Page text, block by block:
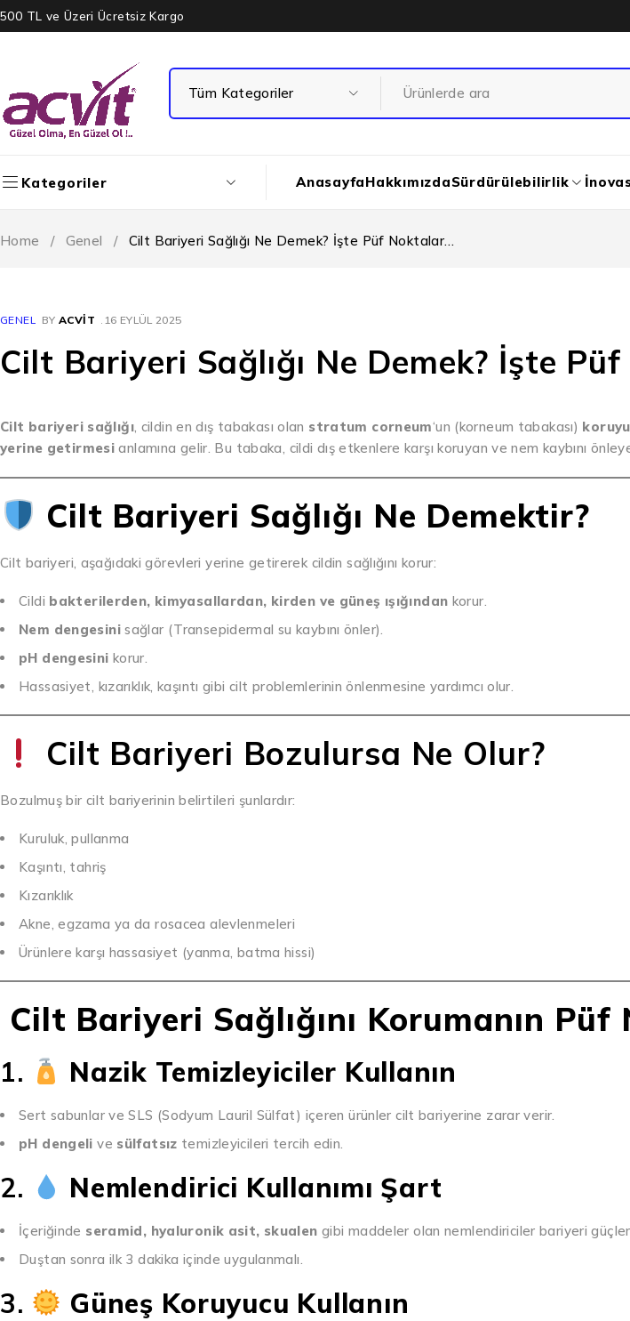
500 TL ve Üzeri Ücretsiz Kargo
Kategoriler AnasayfaHakkımızdaSürdürülebilirlik
Home / Genel / Cilt Bariyeri Sağlığı Ne Demek? İşte Püf Noktalar…
GENEL BY ACVIT 16 EYLÜL 2025
Cilt Bariyeri Sağlığı Ne Demek? İşte
Cilt bariyeri sağlığı, cildin en dış tabakası olan stratum corneum‘un (korneum tabakası)
yerine getirmesi anlamına gelir. Bu tabaka, cildi dış etkenlere karşı koruyan ve nem kaybını
Cilt Bariyeri Sağlığı Ne Demektir?
Cilt bariyeri, aşağıdaki görevleri yerine getirerek cildin sağlığını korur:
Cildi bakterilerden, kimyasallardan, kirden ve güneş ışığından korur.
Nem dengesinisağlar (Transepidermal su kaybını önler).
pH dengesini korur.
Hassasiyet, kızarıklık, kaşıntı gibi cilt problemlerinin önlenmesine yardımcı olur.
Cilt Bariyeri Bozulursa Ne Olur?
Bozulmuş bir cilt bariyerinin belirtileri şunlardır:
Kuruluk, pullanma
Kaşıntı, tahriş
Kızarıklık
Akne, egzama ya da rosacea alevlenmeleri
Ürünlere karşı hassasiyet (yanma, batma hissi)
Cilt Bariyeri Sağlığını Korumanın Püf
1. Nazik Temizleyiciler Kullanın
Sert sabunlar ve SLS (Sodyum Lauril Sülfat) içeren ürünler cilt bariyerine zarar verir.
pH dengeli ve sülfatsız temizleyicileri tercih edin.
2. Nemlendirici Kullanımı Şart
İçeriğinde seramid, hyaluronik asit, skualen gibi maddeler olan nemlendiriciler bariyeri
Duştan sonra ilk 3 dakika içinde uygulanmalı.
3. Güneş Koruyucu Kullanın